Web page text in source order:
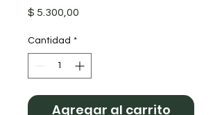
$ 5.300,00
Cantidad *
Agregar al carrito